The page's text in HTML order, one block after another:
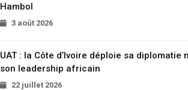
Hambol
3 août 2026
UAT : la Côte d’Ivoire déploie sa
son leadership africain
22 juillet 2026